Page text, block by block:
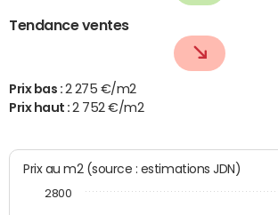
Tendance ventes
Prix bas : 2 275 €/m2
Prix haut :2 752 €/m2
Prix au m2 (source : estimations JDN)
2800